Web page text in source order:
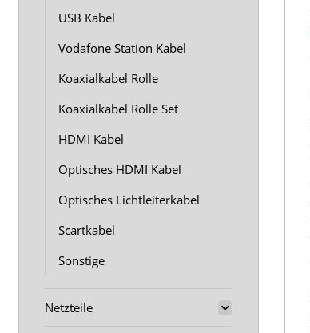
USB Kabel
Vodafone Station Kabel
Koaxialkabel Rolle
Koaxialkabel Rolle Set
HDMI Kabel
Optisches HDMI Kabel
Optisches Lichtleiterkabel
Scartkabel
Sonstige
Netzteile